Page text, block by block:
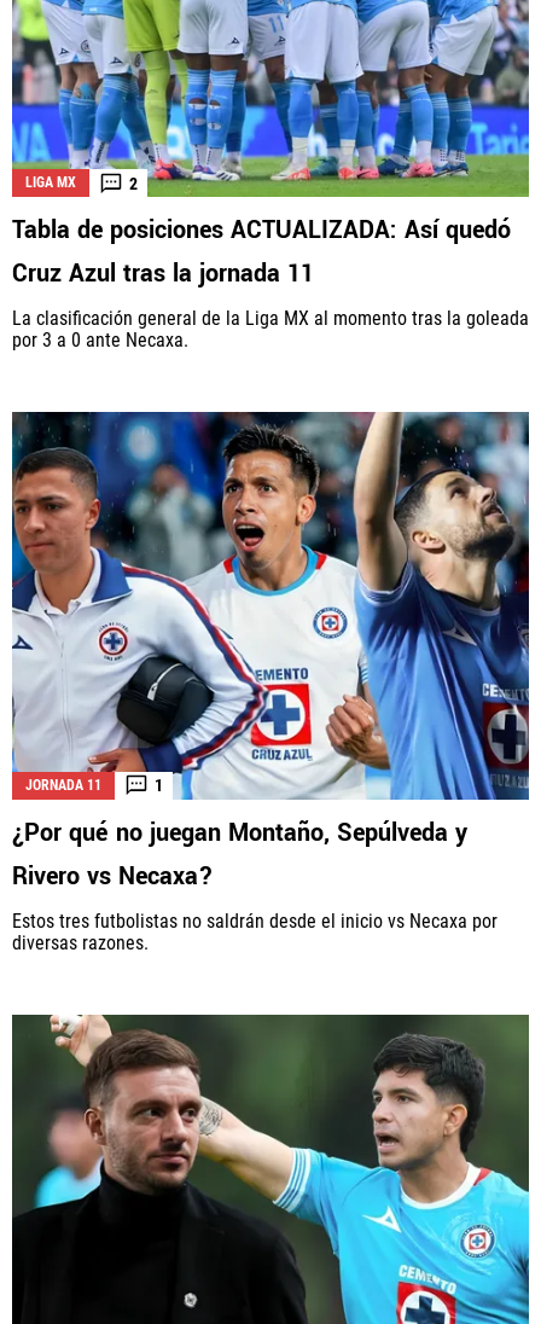
LIGA MX 2
Tabla de posiciones ACTUALIZADA: Así quedó
Cruz Azul tras la jornada 11
La clasificación general de la Liga MX al momento tras la goleada
por 3 a 0 ante Necaxa.
JORNADA 11 1
¿Por qué no juegan Montaño, Sepúlveda y
Rivero vs Necaxa?
Estos tres futbolistas no saldrán desde el inicio vs Necaxa por
diversas razones.